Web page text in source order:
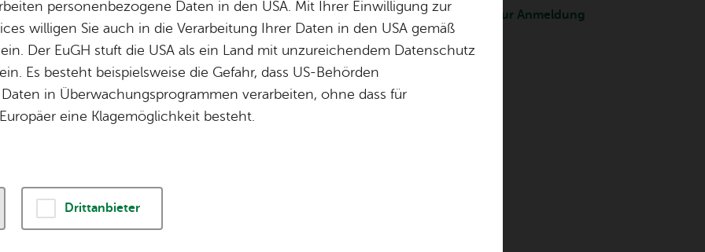
Im­pres­sum
Bar­rie­re­frei­heit
Pres­se
Wel­len­frei­bad
Zur An­mel­dung
personenbezogene Daten in den USA. Mit Ihrer Einwilligung zur
willigen Sie auch in die Verarbeitung Ihrer Daten in den USA gemäß
ein. Der EuGH stuft die USA als ein Land mit unzureichendem Datenschutz
Es besteht beispielsweise die Gefahr, dass US-Behörden
in Überwachungsprogrammen verarbeiten, ohne dass für
eine Klagemöglichkeit besteht.
Drittanbieter